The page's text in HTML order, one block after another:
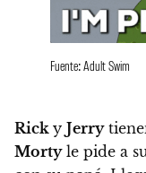
Fuente: Adult Swim
Rick y Jerry
Mortyle pide a